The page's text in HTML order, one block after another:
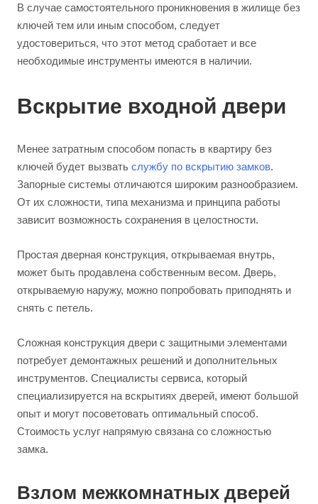
В случае самостоятельного проникновения в жилище без
ключей тем или иным способом, следует
удостовериться, что этот метод сработает и все
необходимые инструменты имеются в наличии.
Вскрытие входной двери
Менее затратным способом попасть в квартиру без
ключей будет вызвать службу по вскрытию замков.
Запорные системы отличаются широким разнообразием.
От их сложности, типа механизма и принципа работы
зависит возможность сохранения в целостности.
Простая дверная конструкция, открываемая внутрь,
может быть продавлена собственным весом. Дверь,
открываемую наружу, можно попробовать приподнять и
снять с петель.
Сложная конструкция двери с защитными элементами
потребует демонтажных решений и дополнительных
инструментов. Специалисты сервиса, который
специализируется на вскрытиях дверей, имеют большой
опыт и могут посоветовать оптимальный способ.
Стоимость услуг напрямую связана со сложностью
замка.
Взлом межкомнатных дверей